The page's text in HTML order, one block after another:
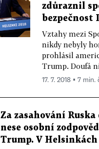
zdůraznil
bezpečnost
Vztahy mezi
nikdy nebyly
prohlásil
Trump. Doufá
17. 7. 2018 ▪ 7 min.
Za zasahování
nese osobní
Trump. V